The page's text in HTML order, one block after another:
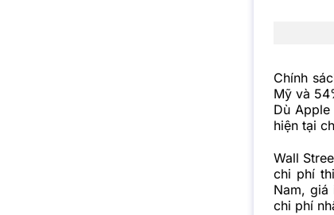
Chính
Mỹ và
Dù
hiện tại
Wall
chi phí
Nam, giá
chi phí